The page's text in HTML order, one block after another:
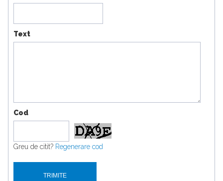
Text
Cod
Greu de citit? Regenerare cod